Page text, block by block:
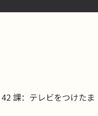
課：テレビをつけたま